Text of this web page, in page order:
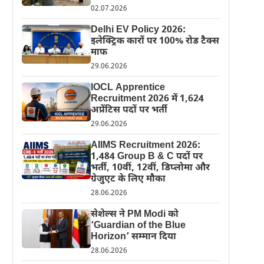
02.07.2026
Delhi EV Policy 2026:
इलेक्ट्रिक कारों पर 100% रोड टैक्स
माफ
29.06.2026
IOCL Apprentice
Recruitment 2026 में 1,624
अप्रेंटिस पदों पर भर्ती
29.06.2026
AIIMS Recruitment 2026:
1,484 Group B & C पदों पर
भर्ती, 10वीं, 12वीं, डिप्लोमा और
ग्रेजुएट के लिए मौका
28.06.2026
सेशेल्स ने PM Modi को
‘Guardian of the Blue
Horizon’ सम्मान दिया
28.06.2026